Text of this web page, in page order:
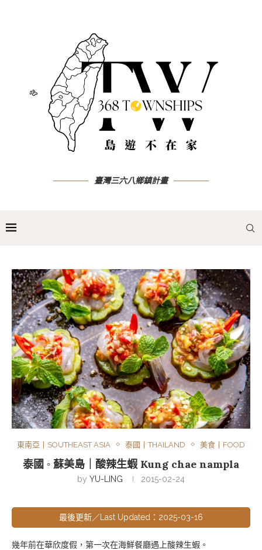
臺灣三六八鄉鎮計畫
東南亞丨SOUTHEAST ASIA 泰國丨THAILAND 美食丨FOOD
泰國 ◦ 蘇美島｜酸辣生蝦 Kung chae nampla
by YU-LING 2015-02-24
最後更新／Last Updated：2025-03-16
幾年前在華欣度假，第一次在海鮮餐廳遇上酸辣生蝦。